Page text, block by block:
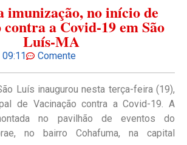
imunização, no início de
a Covid-19 em São
Luís-MA
09:11 Comente
Luís inaugurou nesta terça-feira (19),
de Vacinação contra a Covid-19. A
no pavilhão de eventos do
no bairro Cohafuma, na capital